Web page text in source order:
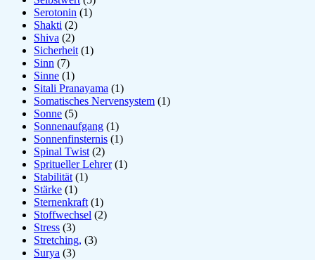
Serotonin (1)
Shakti (2)
Shiva (2)
Sicherheit (1)
Sinn (7)
Sinne (1)
Sitali Pranayama (1)
Somatisches Nervensystem (1)
Sonne (5)
Sonnenaufgang (1)
Sonnenfinsternis (1)
Spinal Twist (2)
Spritueller Lehrer(1)
Stabilität (1)
Stärke (1)
Sternenkraft (1)
Stoffwechsel (2)
Stress (3)
Stretching, (3)
Surya (3)